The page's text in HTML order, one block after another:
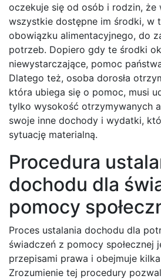
oczekuje się od osób i rodzin, że
wszystkie dostępne im środki, w
obowiązku alimentacyjnego, do
potrzeb. Dopiero gdy te środki
niewystarczające, pomoc
Dlatego też, osoba dorosła
która ubiega się o pomoc, musi
tylko wysokość otrzymywanych
swoje inne dochody i wydatki,
sytuację materialną.
Procedura
dochodu dla
pomocy
Proces ustalania dochodu dla
świadczeń z pomocy społecznej
przepisami prawa i obejmuje
Zrozumienie tej procedury